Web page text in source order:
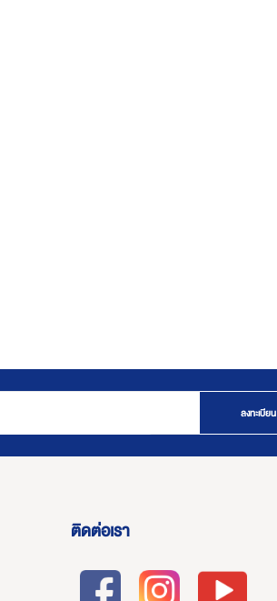
ลงทะเบียน
ติดต่อเรา